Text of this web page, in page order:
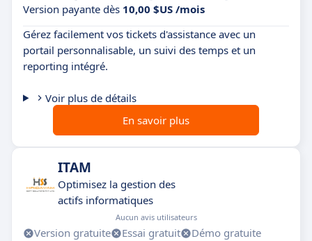
Version payante dès 10,00 $US /mois
Gérez facilement vos tickets d'assistance avec un
portail personnalisable, un suivi des temps et un
reporting intégré.
Voir plus de détails
En savoir plus
ITAM
Optimisez la gestion des
actifs informatiques
Aucun avis utilisateurs
Version gratuite Essai gratuit
Démo gratuite